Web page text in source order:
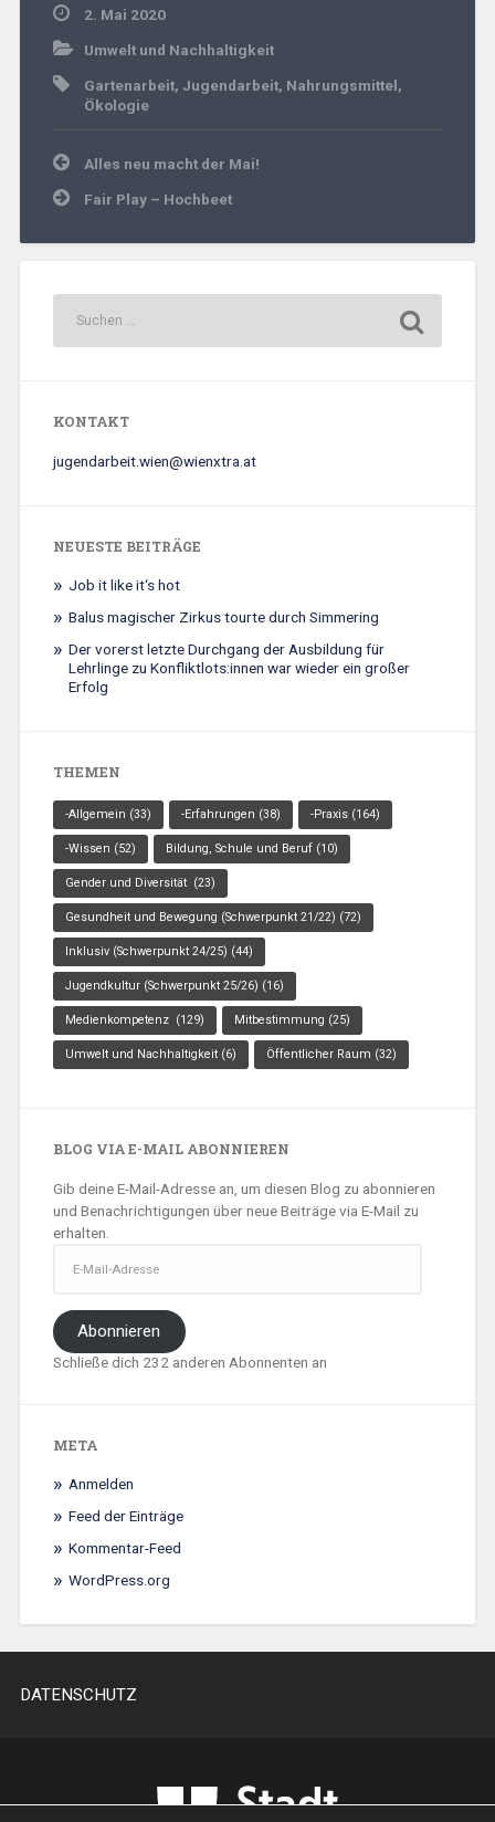
2. Mai 2020
Umwelt und Nachhaltigkeit
Gartenarbeit, Jugendarbeit, Nahrungsmittel,
Ökologie
Beitrags-
Navigation
Alles neu macht der Mai!
Fair Play – Hochbeet
KONTAKT
jugendarbeit.wien@wienxtra.at
NEUESTE BEITRÄGE
Job it like it‘s hot
Balus magischer Zirkus tourte durch Simmering
Der vorerst letzte Durchgang der Ausbildung für
Lehrlinge zu Konfliktlots:innen war wieder ein großer
Erfolg
THEMEN
-Allgemein (33) -Erfahrungen (38) -Praxis(164)
-Wissen (52) Bildung, Schule und Beruf(10)
Gender und Diversität (23)
Gesundheit und Bewegung (Schwerpunkt 21/22) (72)
Inklusiv (Schwerpunkt 24/25) (44)
Jugendkultur (Schwerpunkt 25/26) (16)
Medienkompetenz (129) Mitbestimmung (25)
Umwelt und Nachhaltigkeit(6) Öffentlicher Raum (32)
BLOG VIA E-MAIL ABONNIEREN
Gib deine E-Mail-Adresse an, um diesen Blog zu abonnieren
und Benachrichtigungen über neue Beiträge via E-Mail zu
erhalten.
Mail-
Adresse
Abonnieren
Schließe dich 232 anderen Abonnenten an
META
Anmelden
Feed der Einträge
Kommentar-Feed
WordPress.org
DATENSCHUTZ